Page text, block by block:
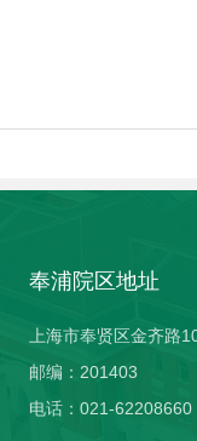
奉浦院区地址
上海市奉贤区金齐路
邮编：201403
电话：021-62208660